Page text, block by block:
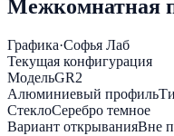
Межкомнатная
Графика·Софья Лаб
Текущая конфигурация
МодельGR2
Алюминиевый профиль
СтеклоСеребро темное
Вариант открыванияВне